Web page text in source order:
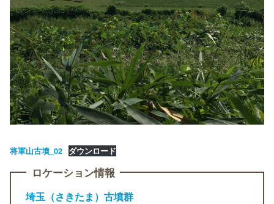
将軍山古墳_02 ダウンロード
ロケーション情報
埼玉（さきたま）古墳群